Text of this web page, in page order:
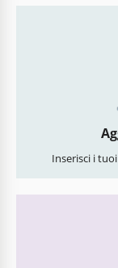
Inserisci i